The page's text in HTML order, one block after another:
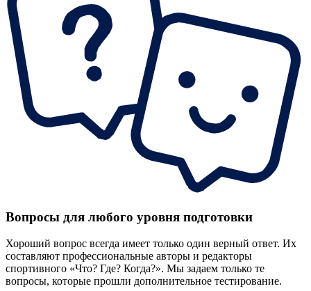
Вопросы для любого уровня подготовки
Хороший вопрос всегда имеет только один верный ответ. Их
составляют профессиональные авторы и редакторы
спортивного «Что? Где? Когда?». Мы задаем только те
вопросы, которые прошли дополнительное тестирование.